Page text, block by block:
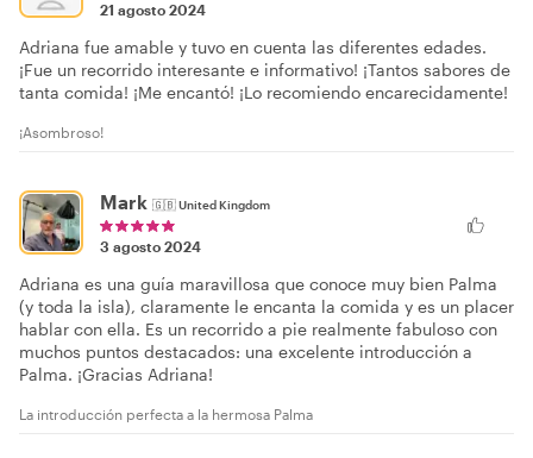
21 agosto 2024
Adriana fue amable y tuvo en cuenta las diferentes edades.
¡Fue un recorrido interesante e informativo! ¡Tantos sabores de
tanta comida! ¡Me encantó! ¡Lo recomiendo encarecidamente!
¡Asombroso!
Mark 🇬🇧United Kingdom
3 agosto 2024
Adriana es una guía maravillosa que conoce muy bien Palma
(y toda la isla), claramente le encanta la comida y es un placer
hablar con ella. Es un recorrido a pie realmente fabuloso con
muchos puntos destacados: una excelente introducción a
Palma. ¡Gracias Adriana!
La introducción perfecta a la hermosa Palma